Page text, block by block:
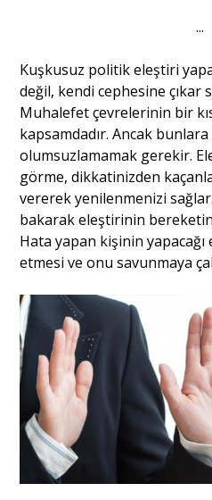
...
Kuşkusuz politik eleştiri
değil, kendi cephesine çıkar
Muhalefet çevrelerinin bir
kapsamdadır. Ancak
olumsuzlamamak gerekir.
görme, dikkatinizden
vererek yenilenmenizi
bakarak eleştirinin
Hata yapan kişinin
etmesi ve onu savunmaya